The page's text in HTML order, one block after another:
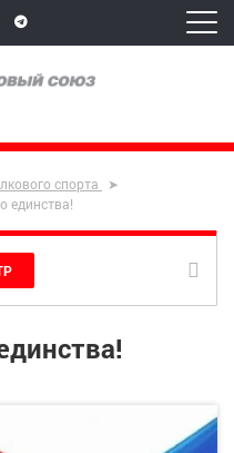
спорта
единства!